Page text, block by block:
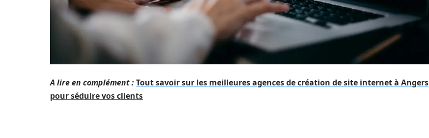
A lire en complément :Tout savoir sur les meilleures agences de création de site internet à Angers
pour séduire vos clients